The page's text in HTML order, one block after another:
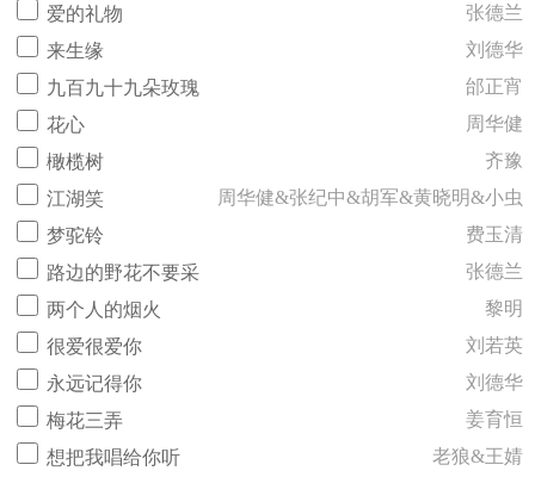
爱的礼物
张德兰
来生缘
刘德华
九百九十九朵玫瑰
邰正宵
花心
周华健
橄榄树
齐豫
江湖笑
周华健&张纪中&胡军&黄晓明&小虫
梦驼铃
费玉清
路边的野花不要采
张德兰
两个人的烟火
黎明
很爱很爱你
刘若英
永远记得你
刘德华
梅花三弄
姜育恒
想把我唱给你听
老狼&王婧